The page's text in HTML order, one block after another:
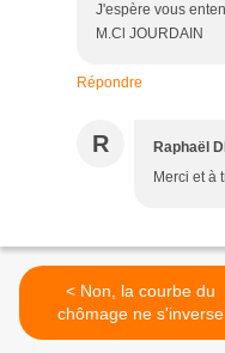
J'espère vous
M.Cl JOURDAIN
Répondre
R Raphaël
Merci et à
< Non, la courbe du
chômage ne s'inverse
toujours pas !